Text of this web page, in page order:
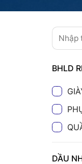
BHLD
DẦU